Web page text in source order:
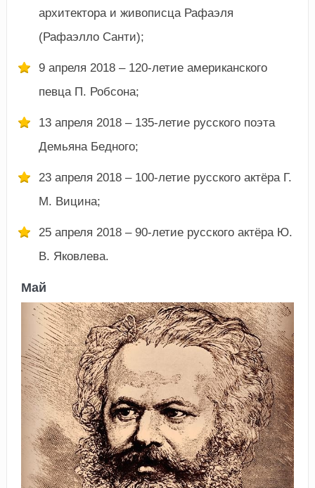
архитектора и живописца Рафаэля
(Рафаэлло Санти);
9 апреля 2018 – 120-летие американского
певца П. Робсона;
13 апреля 2018 – 135-летие русского поэта
Демьяна Бедного;
23 апреля 2018 – 100-летие русского актёра Г.
М. Вицина;
25 апреля 2018 – 90-летие русского актёра Ю.
В. Яковлева.
Май